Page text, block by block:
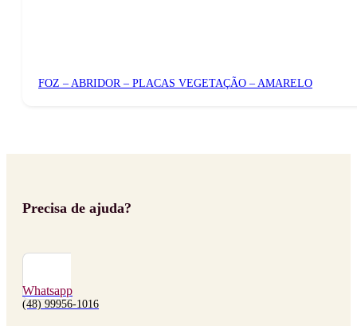
FOZ – ABRIDOR – PLACAS VEGETAÇÃO – AMARELO
Precisa de ajuda?
Whatsapp
(48) 99956-1016